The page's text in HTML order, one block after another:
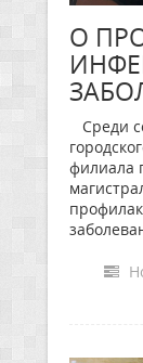
О
Среди
филиала